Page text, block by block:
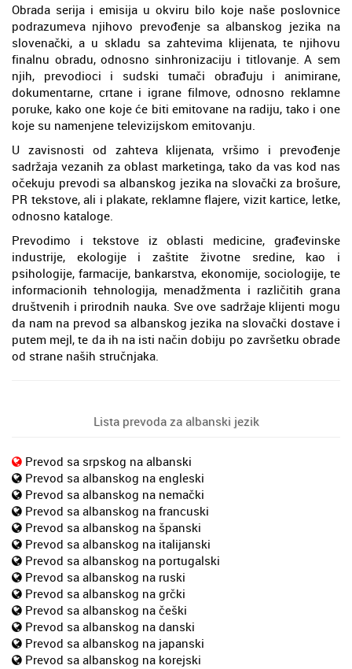
Obrada serija i emisija u okviru bilo koje naše poslovnice
podrazumeva njihovo prevođenje sa albanskog jezika na
slovenački, a u skladu sa zahtevima klijenata, te njihovu
finalnu obradu, odnosno sinhronizaciju i titlovanje. A sem
njih, prevodioci i sudski tumači obrađuju i animirane,
dokumentarne, crtane i igrane filmove, odnosno reklamne
poruke, kako one koje će biti emitovane na radiju, tako i one
koje su namenjene televizijskom emitovanju.
U zavisnosti od zahteva klijenata, vršimo i prevođenje
sadržaja vezanih za oblast marketinga, tako da vas kod nas
očekuju prevodi sa albanskog jezika na slovački za brošure,
PR tekstove, ali i plakate, reklamne flajere, vizit kartice, letke,
odnosno kataloge.
Prevodimo i tekstove iz oblasti medicine, građevinske
industrije, ekologije i zaštite životne sredine, kao i
psihologije, farmacije, bankarstva, ekonomije, sociologije, te
informacionih tehnologija, menadžmenta i različitih grana
društvenih i prirodnih nauka. Sve ove sadržaje klijenti mogu
da nam na prevod sa albanskog jezika na slovački dostave i
putem mejl, te da ih na isti način dobiju po završetku obrade
od strane naših stručnjaka.
Lista prevoda za albanski jezik
Prevod sa srpskog na albanski
Prevod sa albanskog na engleski
Prevod sa albanskog na nemački
Prevod sa albanskog na francuski
Prevod sa albanskog na španski
Prevod sa albanskog na italijanski
Prevod sa albanskog na portugalski
Prevod sa albanskog na ruski
Prevod sa albanskog na grčki
Prevod sa albanskog na češki
Prevod sa albanskog na danski
Prevod sa albanskog na japanski
Prevod sa albanskog na korejski